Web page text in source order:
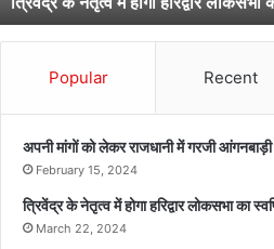
ह
रि
लो
Popular Recent
अपनी मांगों को लेकर राजधानी में गरजी
February 15, 2024
त्रिवेंद्र के नेतृत्व में होगा हरिद्वार लोकसभा का
March 22, 2024